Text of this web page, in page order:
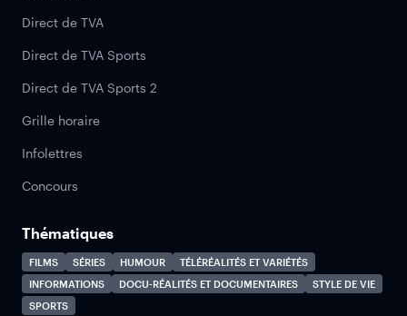
Direct de TVA
Direct de TVA Sports
Direct de TVA Sports 2
Grille horaire
Infolettres
Concours
Thématiques
FILMS SÉRIES HUMOUR
TÉLÉRÉALITÉS ET VARIÉTÉS
INFORMATIONS
DOCU-RÉALITÉS ET DOCUMENTAIRES
STYLE DE VIE
SPORTS